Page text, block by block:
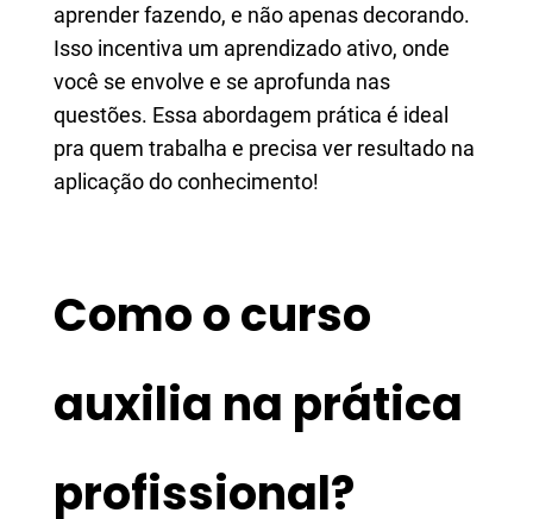
aprender fazendo, e não apenas decorando.
Isso incentiva um aprendizado ativo, onde
você se envolve e se aprofunda nas
questões. Essa abordagem prática é ideal
pra quem trabalha e precisa ver resultado na
aplicação do conhecimento!
Como o curso
auxilia na prática
profissional?